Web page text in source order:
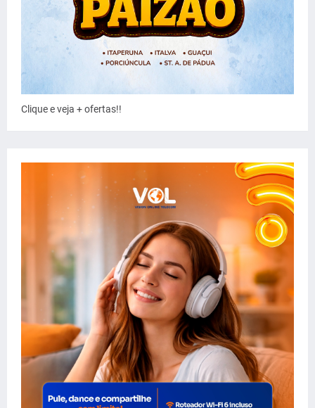
Clique e veja + ofertas!!